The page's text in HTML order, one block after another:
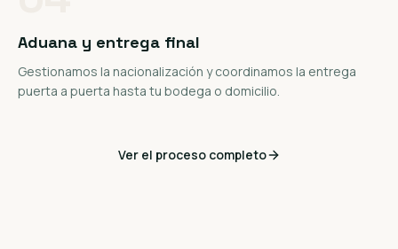
Aduana y entrega final
Gestionamos la nacionalización y coordinamos la entrega
puerta a puerta hasta tu bodega o domicilio.
Ver el proceso completo